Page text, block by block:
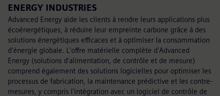
ENERGY INDUSTRIES
Advanced Energy aide les clients à rendre leurs applications plus
écoénergétiques, à réduire leur empreinte carbone grâce à des
solutions énergétiques efficaces et à optimiser la consommation
d'énergie globale. L'offre matérielle complète d'Advanced
Energy (solutions d'alimentation, de contrôle et de mesure)
comprend également des solutions logicielles pour optimiser les
processus de fabrication, la maintenance prédictive et les contre-
mesures, y compris l'intégration avec un logiciel de contrôle de